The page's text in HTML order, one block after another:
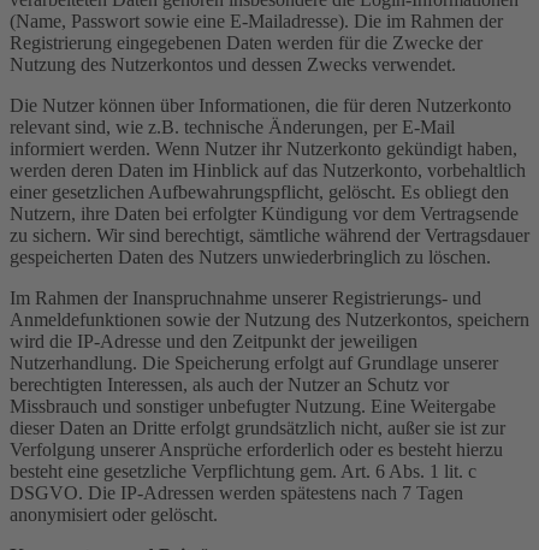
(Name, Passwort sowie eine E-Mailadresse). Die im Rahmen der
Registrierung eingegebenen Daten werden für die Zwecke der
Nutzung des Nutzerkontos und dessen Zwecks verwendet.
Die Nutzer können über Informationen, die für deren Nutzerkonto
relevant sind, wie z.B. technische Änderungen, per E-Mail
informiert werden. Wenn Nutzer ihr Nutzerkonto gekündigt haben,
werden deren Daten im Hinblick auf das Nutzerkonto, vorbehaltlich
einer gesetzlichen Aufbewahrungspflicht, gelöscht. Es obliegt den
Nutzern, ihre Daten bei erfolgter Kündigung vor dem Vertragsende
zu sichern. Wir sind berechtigt, sämtliche während der Vertragsdauer
gespeicherten Daten des Nutzers unwiederbringlich zu löschen.
Im Rahmen der Inanspruchnahme unserer Registrierungs- und
Anmeldefunktionen sowie der Nutzung des Nutzerkontos, speichern
wird die IP-Adresse und den Zeitpunkt der jeweiligen
Nutzerhandlung. Die Speicherung erfolgt auf Grundlage unserer
berechtigten Interessen, als auch der Nutzer an Schutz vor
Missbrauch und sonstiger unbefugter Nutzung. Eine Weitergabe
dieser Daten an Dritte erfolgt grundsätzlich nicht, außer sie ist zur
Verfolgung unserer Ansprüche erforderlich oder es besteht hierzu
besteht eine gesetzliche Verpflichtung gem. Art. 6 Abs. 1 lit. c
DSGVO. Die IP-Adressen werden spätestens nach 7 Tagen
anonymisiert oder gelöscht.